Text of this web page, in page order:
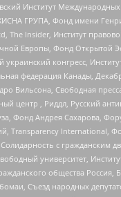
Институт
ГРУПА, Фонд имени
The Insider, Институт
Европы, Фонд Открытой
украинский конгресс,
федерация Канады,
Вильсона, Свободная
центр , Риддл, Русский
Фонд Андрея Сахарова,
Transparеncy International,
с гражданским
университет,
общества Россия,
Съезд народных